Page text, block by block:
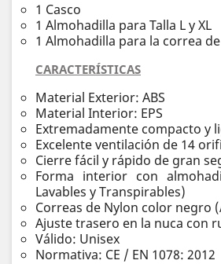
1 Casco
1 Almohadilla para Talla L y XL
1 Almohadilla para la correa
CARACTERÍSTICAS
Material Exterior: ABS
Material Interior: EPS
Extremadamente compacto y
Excelente ventilación de 14
Cierre fácil y rápido de gran
Forma interior con
Lavables y Transpirables)
Correas de Nylon color negro
Ajuste trasero en la nuca con
Válido: Unisex
Normativa: CE / EN 1078: 2012